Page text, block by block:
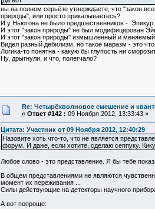
вы на полном серьёзе утверждаете, что "закон
природы", или просто прикалываетесь?
И у Ньютона не было предшественников - Эпикур,
И этот "закон природы" не был модифицирован
И этот "закон природы" измышленный и меняемый
Видел разный дебилизм, но такое маразм - это
Логика-то понятна - какую бы глупость ни
Ну, дрыгнули, и что, полегчало?
Re: Четырёхволновое смешение и
« Ответ #142 : 09 Ноября 2012, 13:33:43 »
Цитата: Участник от 09 Ноября 2012, 12:40:29
Назовите хоть что-то, что не является
форум. И даже, если хотите, сделаю сеппуку.
Любое слово - это представление. Я бы тебе
В общем представлениями не являются
момент их переживания ...
Силы действующие на детекторы научного
А вот попроще: